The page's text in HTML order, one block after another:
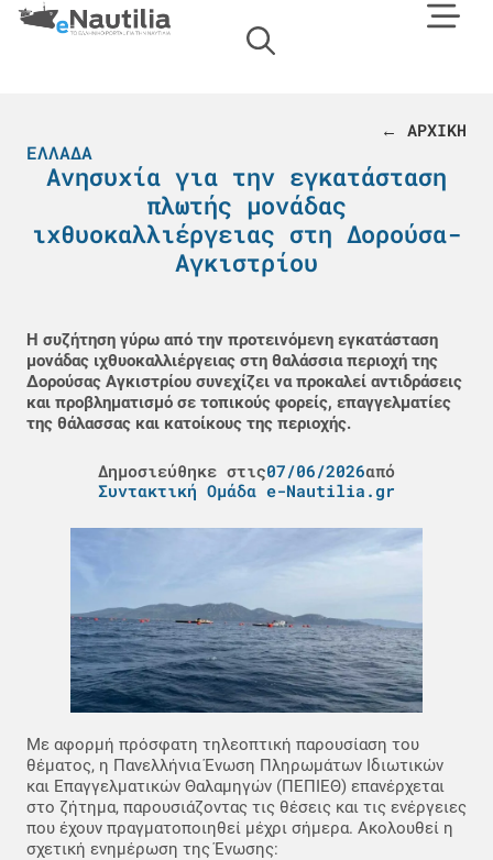
← ΑΡΧΙΚΗ
ΕΛΛΆΔΑ
Ανησυχία για την εγκατάσταση
πλωτής μονάδας
ιχθυοκαλλιέργειας στη Δορούσα-
Αγκιστρίου
Η συζήτηση γύρω από την προτεινόμενη εγκατάσταση
μονάδας ιχθυοκαλλιέργειας στη θαλάσσια περιοχή της
Δορούσας Αγκιστρίου συνεχίζει να προκαλεί αντιδράσεις
και προβληματισμό σε τοπικούς φορείς, επαγγελματίες
της θάλασσας και κατοίκους της περιοχής.
Δημοσιεύθηκε στις07/06/2026από
Συντακτική Ομάδα e-Nautilia.gr
Με αφορμή πρόσφατη τηλεοπτική παρουσίαση του
θέματος, η Πανελλήνια Ένωση Πληρωμάτων Ιδιωτικών
και Επαγγελματικών Θαλαμηγών (ΠΕΠΙΕΘ) επανέρχεται
στο ζήτημα, παρουσιάζοντας τις θέσεις και τις ενέργειες
που έχουν πραγματοποιηθεί μέχρι σήμερα. Ακολουθεί η
σχετική ενημέρωση της Ένωσης: